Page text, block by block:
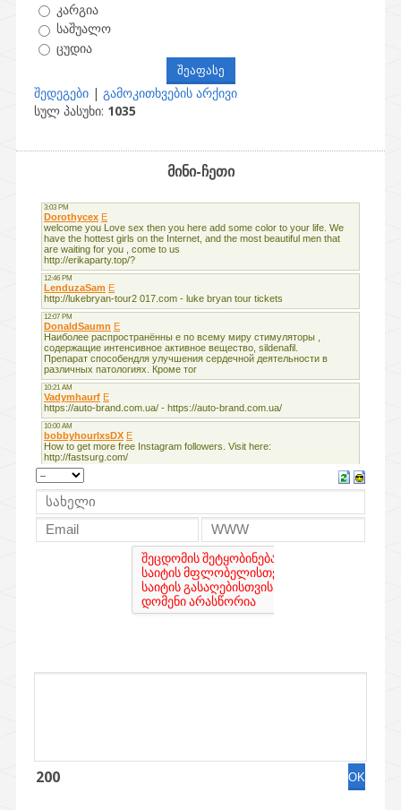
კარგია
საშუალო
ცუდია
შედეგები | გამოკითხვების არქივი
სულ პასუხი: 1035
მინი-ჩეთი
200